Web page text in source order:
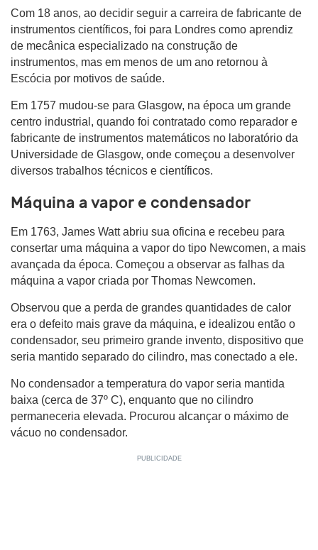
Com 18 anos, ao decidir seguir a carreira de fabricante de
instrumentos científicos, foi para Londres como aprendiz
de mecânica especializado na construção de
instrumentos, mas em menos de um ano retornou à
Escócia por motivos de saúde.
Em 1757 mudou-se para Glasgow, na época um grande
centro industrial, quando foi contratado como reparador e
fabricante de instrumentos matemáticos no laboratório da
Universidade de Glasgow, onde começou a desenvolver
diversos trabalhos técnicos e científicos.
Máquina a vapor e condensador
Em 1763, James Watt abriu sua oficina e recebeu para
consertar uma máquina a vapor do tipo Newcomen, a mais
avançada da época. Começou a observar as falhas da
máquina a vapor criada por Thomas Newcomen.
Observou que a perda de grandes quantidades de calor
era o defeito mais grave da máquina, e idealizou então o
condensador, seu primeiro grande invento, dispositivo que
seria mantido separado do cilindro, mas conectado a ele.
No condensador a temperatura do vapor seria mantida
baixa (cerca de 37º C), enquanto que no cilindro
permaneceria elevada. Procurou alcançar o máximo de
vácuo no condensador.